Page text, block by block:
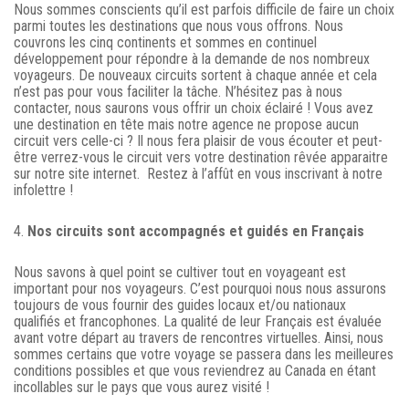
Nous sommes conscients qu’il est parfois difficile de faire un choix
parmi toutes les destinations que nous vous offrons. Nous
couvrons les cinq continents et sommes en continuel
développement pour répondre à la demande de nos nombreux
voyageurs. De nouveaux circuits sortent à chaque année et cela
n’est pas pour vous faciliter la tâche. N’hésitez pas à nous
contacter, nous saurons vous offrir un choix éclairé ! Vous avez
une destination en tête mais notre agence ne propose aucun
circuit vers celle-ci ? Il nous fera plaisir de vous écouter et peut-
être verrez-vous le circuit vers votre destination rêvée apparaitre
sur notre site internet. Restez à l’affût en vous inscrivant à notre
infolettre !
4. Nos circuits sont accompagnés et guidés en Français
Nous savons à quel point se cultiver tout en voyageant est
important pour nos voyageurs. C’est pourquoi nous nous assurons
toujours de vous fournir des guides locaux et/ou nationaux
qualifiés et francophones. La qualité de leur Français est évaluée
avant votre départ au travers de rencontres virtuelles. Ainsi, nous
sommes certains que votre voyage se passera dans les meilleures
conditions possibles et que vous reviendrez au Canada en étant
incollables sur le pays que vous aurez visité !